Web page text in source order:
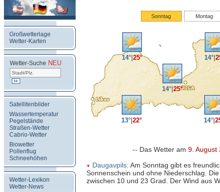
Großwetterlage
Wetter-Karten
Wetter-Suche NEU
Satellitenbilder
Wassertemperatur
Pegelstände
Straßen-Wetter
Cabrio-Wetter
Biowetter
Pollenflug
Schneehöhen
Wetter-Lexikon
Wetter-News
Sonntag Montag
14°| 25° 14°|
14°| 25°
13°| 22° 14°|
-- Das Wetter am 9. August
Daugavpils: Am Sonntag gibt es
Sonnenschein und ohne Niederschlag.
zwischen 10 und 23 Grad. Der Wind aus